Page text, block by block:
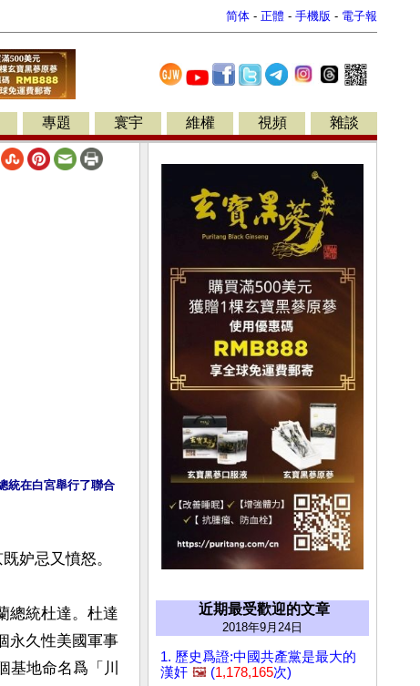
简体 - 正體 - 手機版 - 電子報
專題 寰宇 維權 視頻 雜談
統在白宮舉行了聯合
妒忌又憤怒。
總統杜達。杜達
永久性美國軍事
基地命名爲「川
近期最受歡迎的文章
2018年9月24日
1. 歷史爲證:中國共產黨是最大的
漢奸 🖼️ (1,178,165次)